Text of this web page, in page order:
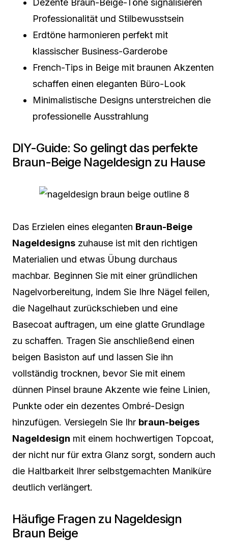
Professionalität und Stilbewusstsein
Erdtöne harmonieren perfekt mit
klassischer Business-Garderobe
French-Tips in Beige mit braunen Akzenten
schaffen einen eleganten Büro-Look
Minimalistische Designs unterstreichen die
professionelle Ausstrahlung
DIY-Guide: So gelingt das perfekte
Braun-Beige Nageldesign zu Hause
Das Erzielen eines eleganten Braun-Beige
Nageldesigns zuhause ist mit den richtigen
Materialien und etwas Übung durchaus
machbar. Beginnen Sie mit einer gründlichen
Nagelvorbereitung, indem Sie Ihre Nägel feilen,
die Nagelhaut zurückschieben und eine
Basecoat auftragen, um eine glatte Grundlage
zu schaffen. Tragen Sie anschließend einen
beigen Basiston auf und lassen Sie ihn
vollständig trocknen, bevor Sie mit einem
dünnen Pinsel braune Akzente wie feine Linien,
Punkte oder ein dezentes Ombré-Design
hinzufügen. Versiegeln Sie Ihr braun-beiges
Nageldesign mit einem hochwertigen Topcoat,
der nicht nur für extra Glanz sorgt, sondern auch
die Haltbarkeit Ihrer selbstgemachten Maniküre
deutlich verlängert.
Häufige Fragen zu Nageldesign
Braun Beige